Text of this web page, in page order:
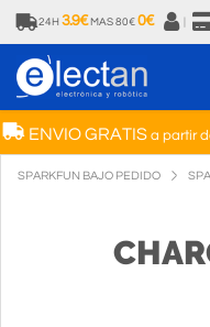
24H 3.9€ MAS 80€ 0€
ENVIO GRATISa partir
SPARKFUN BAJO PEDIDO